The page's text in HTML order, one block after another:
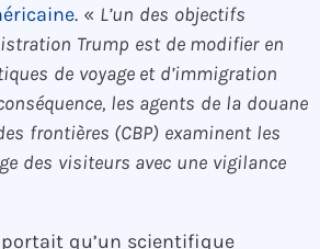
. « L’un des objectifs
Trump est de modifier en
de voyage et d’immigration
les agents de la douane
frontières (CBP) examinent les
des visiteurs avec une vigilance
qu’un scientifique